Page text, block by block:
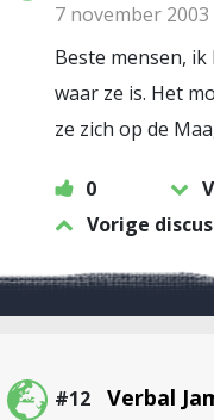
7 november 2003
Beste mensen,
waar ze is. Het
ze zich op de
0
Vorige
#12 Verbal